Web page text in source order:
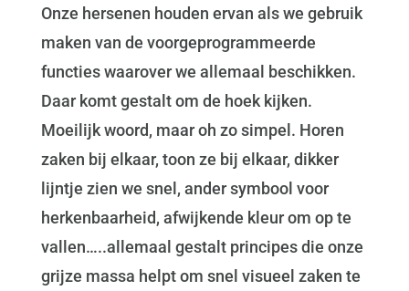
Onze hersenen houden ervan als we gebruik
maken van de voorgeprogrammeerde
functies waarover we allemaal beschikken.
Daar komt gestalt om de hoek kijken.
Moeilijk woord, maar oh zo simpel. Horen
zaken bij elkaar, toon ze bij elkaar, dikker
lijntje zien we snel, ander symbool voor
herkenbaarheid, afwijkende kleur om op te
vallen…..allemaal gestalt principes die onze
grijze massa helpt om snel visueel zaken te